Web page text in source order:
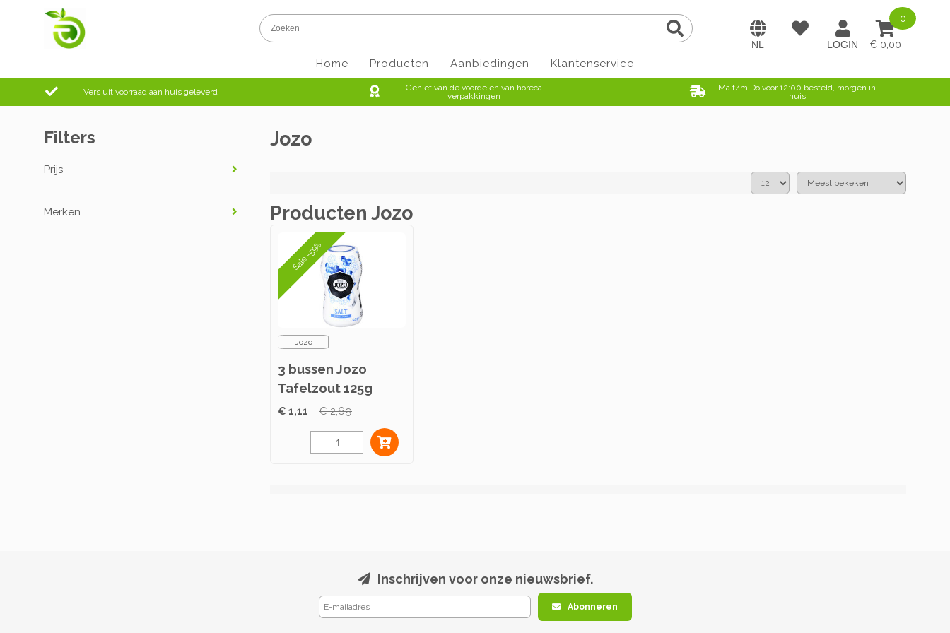
0,00
0
Home Producten Aanbiedingen Klantenservice
Vers uit voorraad aan huis geleverd
Geniet van de voordelen van horeca
verpakkingen
Ma t/m Do voor 12:00 besteld, morgen in
huis
Jozo
Producten Jozo
Sale -59%
Jozo
3 bussen Jozo
Tafelzout 125g
€ 1,11 € 2,69
Filters
Prijs
Merken
Inschrijven voor onze nieuwsbrief.
Abonneren